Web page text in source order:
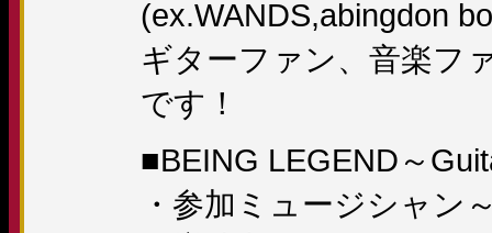
(ex.WANDS,abingdon
ギターファン、音楽フ
です！
■BEING LEGEND～
・参加ミュージシャン